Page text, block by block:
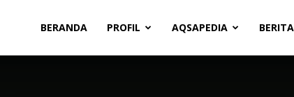
BERANDA PROFIL AQSAPEDIA BERITA